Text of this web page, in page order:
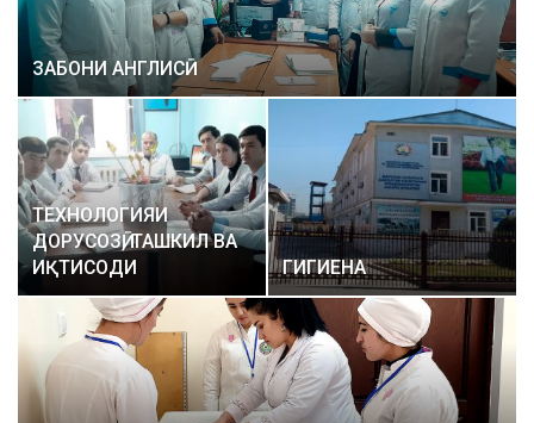
ЗАБОНИ АНГЛИСӢ
ТЕХНОЛОГИЯИ
ДОРУСОЗӢ, ТАШКИЛ ВА
ИҚТИСОДИ
ФАРМАТСИЯ
ГИГИЕНА